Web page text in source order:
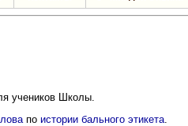
учеников Школы.
по истории бального этикета.